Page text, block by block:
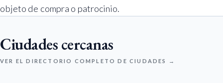
objeto de compra o patrocinio.
Ciudades cercanas
VER EL DIRECTORIO COMPLETO DE CIUDADES →